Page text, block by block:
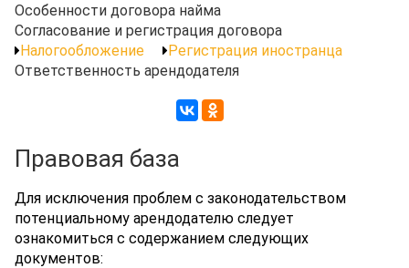
Особенности договора найма
Согласование и регистрация договора
Налогообложение
Регистрация иностранца
Ответственность арендодателя
Правовая база
Для исключения проблем с законодательством
потенциальному арендодателю следует
ознакомиться с содержанием следующих
документов: